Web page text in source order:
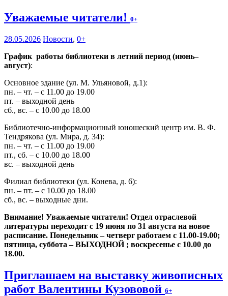
Уважаемые читатели! 0+
28.05.2026 Новости, 0+
График работы библиотеки в летний период (июнь–
август):
Основное здание (ул. М. Ульяновой, д.1):
пн. – чт. – с 11.00 до 19.00
пт. – выходной день
сб., вс. – с 10.00 до 18.00
Библиотечно-информационный юношеский центр им. В. Ф.
Тендрякова (ул. Мира, д. 34):
пн. – чт. – с 11.00 до 19.00
пт., сб. – с 10.00 до 18.00
вс. – выходной день
Филиал библиотеки (ул. Конева, д. 6):
пн. – пт. – с 10.00 до 18.00
сб., вс. – выходные дни.
Внимание! Уважаемые читатели! Отдел отраслевой
литературы переходит с 19 июня по 31 августа на новое
расписание. Понедельник – четверг работаем с 11.00-19.00;
пятница, суббота – ВЫХОДНОЙ ; воскресенье с 10.00 до
18.00.
Приглашаем на выставку живописных
работ Валентины Кузововой 6+